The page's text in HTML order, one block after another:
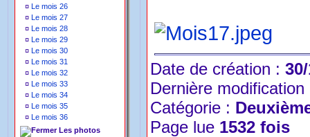
¤ Le mois 26
¤ Le mois 27
¤ Le mois 28
¤ Le mois 29
¤ Le mois 30
¤ Le mois 31
¤ Le mois 32
¤ Le mois 33
¤ Le mois 34
¤ Le mois 35
¤ Le mois 36
Les photos
Date de création :
Dernière
Catégorie :
Page lue 1532 fois